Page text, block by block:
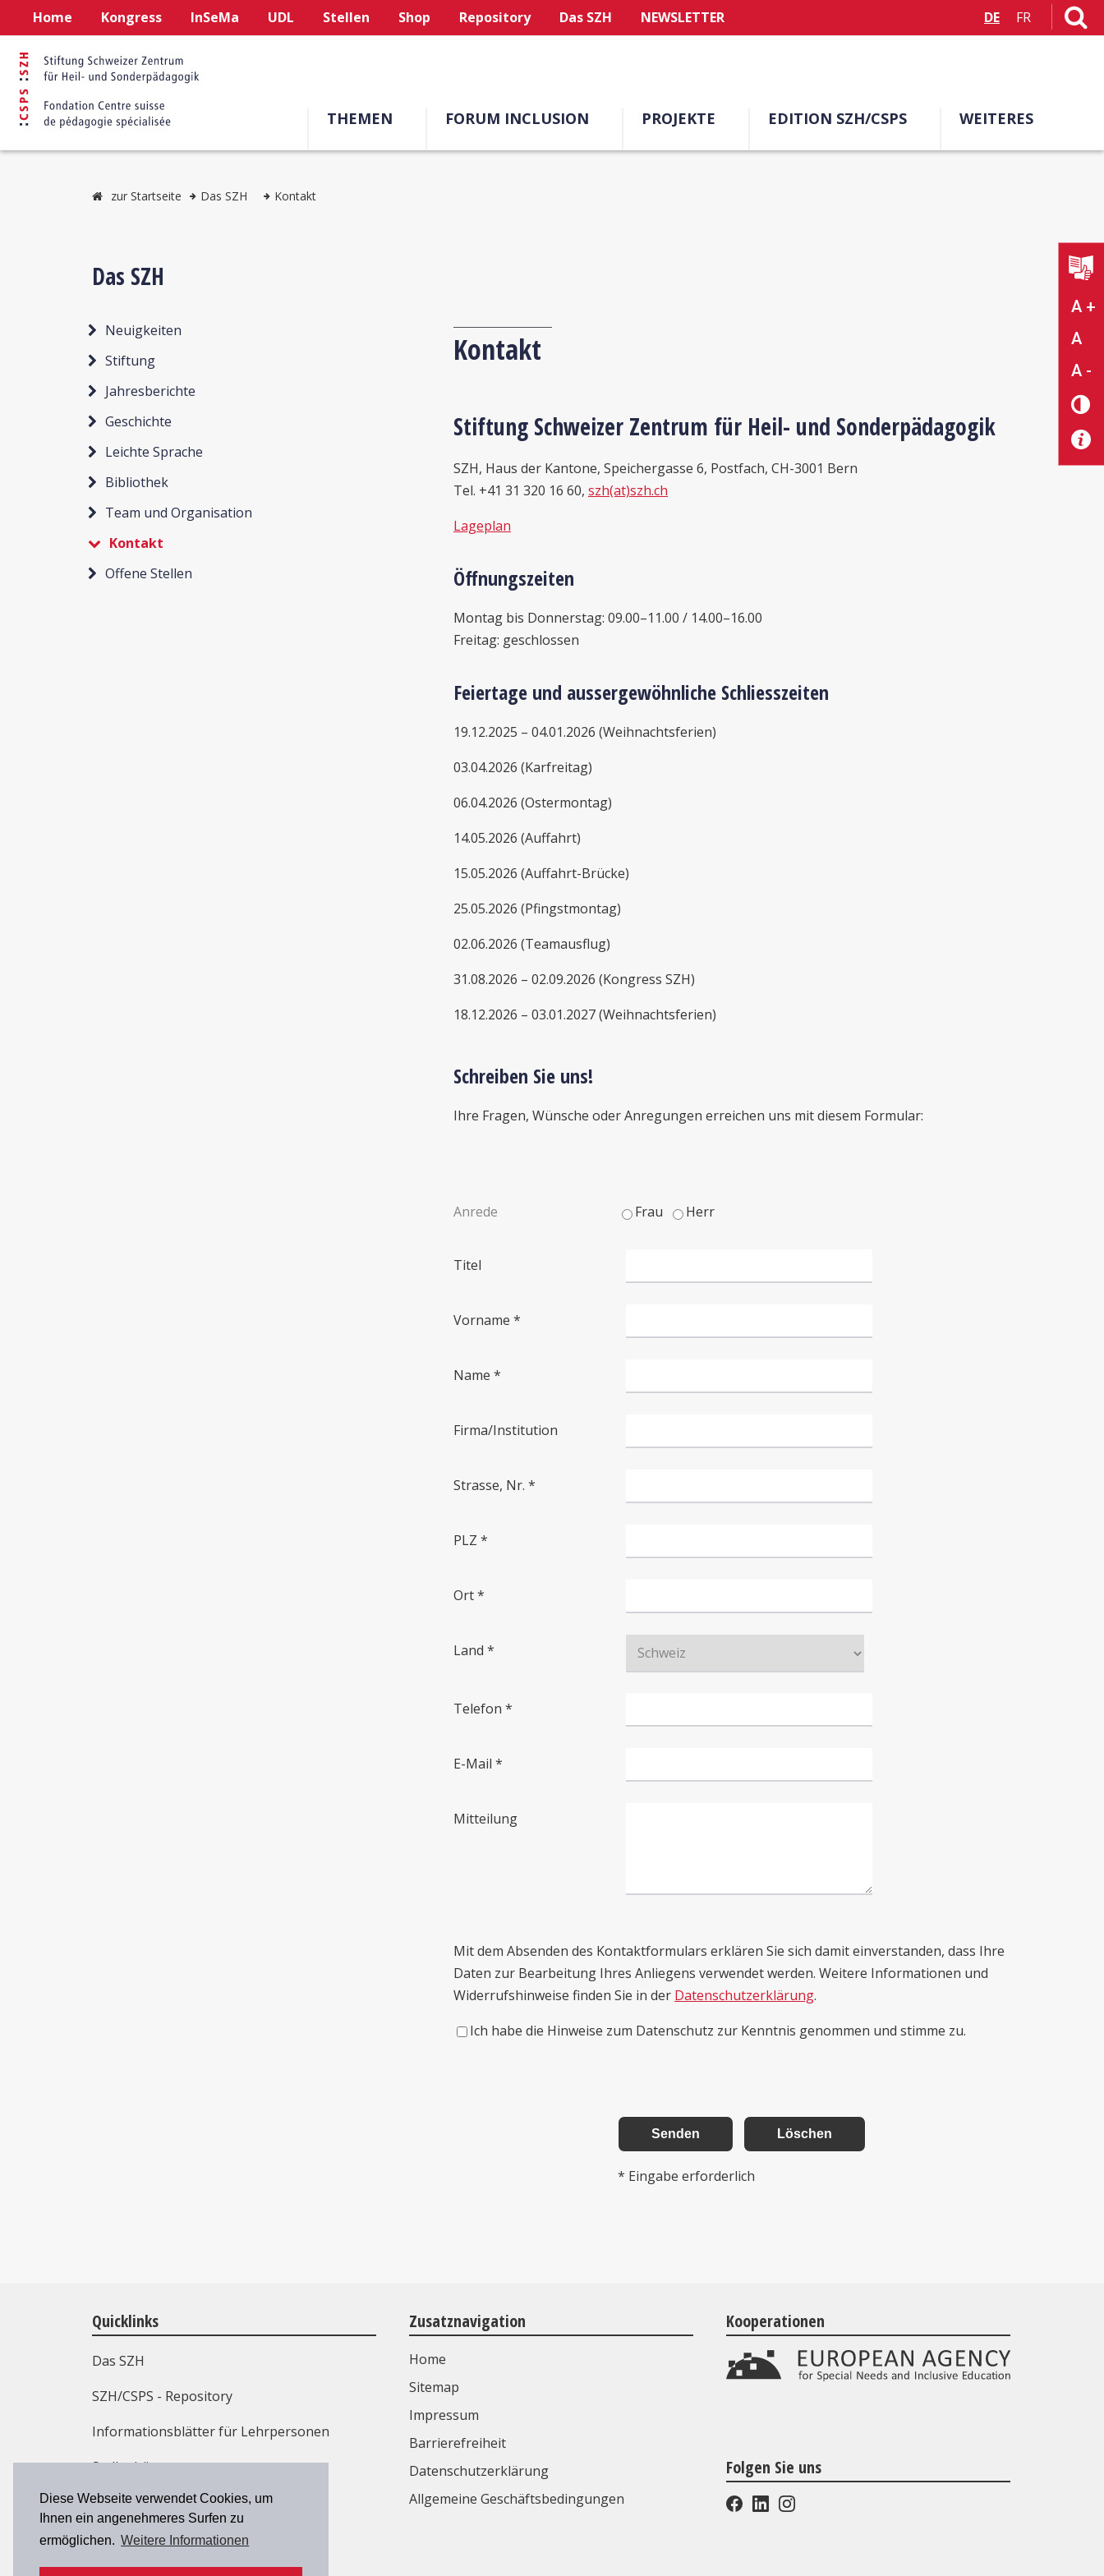
Diese Webseite verwendet Cookies, um
Ihnen ein angenehmeres Surfen zu
ermöglichen. Weitere Informationen
Home Kongress InSeMa UDL Stellen Shop Repository Das SZH NEWSLETTER DE FR
THEMEN FORUM INCLUSION PROJEKTE EDITION SZH/CSPS WEITERES
A +
A
A -
zur Startseite Das SZH Kontakt
Das SZH
Neuigkeiten
Stiftung
Jahresberichte
Geschichte
Leichte Sprache
Bibliothek
Team und Organisation
Kontakt
Offene Stellen
Kontakt
Stiftung Schweizer Zentrum für Heil- und Sonderpädagogik
SZH, Haus der Kantone, Speichergasse 6, Postfach, CH-3001 Bern
Tel. +41 31 320 16 60, szh(at)szh.ch
Lageplan
Öffnungszeiten
Montag bis Donnerstag: 09.00–11.00 / 14.00–16.00
Freitag: geschlossen
Feiertage und aussergewöhnliche Schliesszeiten
19.12.2025 – 04.01.2026 (Weihnachtsferien)
03.04.2026 (Karfreitag)
06.04.2026 (Ostermontag)
14.05.2026 (Auffahrt)
15.05.2026 (Auffahrt-Brücke)
25.05.2026 (Pfingstmontag)
02.06.2026 (Teamausflug)
31.08.2026 – 02.09.2026 (Kongress SZH)
18.12.2026 – 03.01.2027 (Weihnachtsferien)
Schreiben Sie uns!
Ihre Fragen, Wünsche oder Anregungen erreichen uns mit diesem Formular:
Anrede Frau Herr
Titel
Vorname *
Name *
Firma/Institution
Strasse, Nr. *
PLZ *
Ort *
Land *
Telefon *
E-Mail *
Mitteilung
Mit dem Absenden des Kontaktformulars erklären Sie sich damit einverstanden, dass Ihre
Daten zur Bearbeitung Ihres Anliegens verwendet werden. Weitere Informationen und
Widerrufshinweise finden Sie in der Datenschutzerklärung.
Ich habe die Hinweise zum Datenschutz zur Kenntnis genommen und stimme zu.
* Eingabe erforderlich
Quicklinks
Das SZH
SZH/CSPS - Repository
Informationsblätter für Lehrpersonen
Stellenbörse
Weiterbildung
Kontakt
Zusatznavigation
Home
Sitemap
Impressum
Barrierefreiheit
Datenschutzerklärung
Allgemeine Geschäftsbedingungen
Kooperationen
Folgen Sie uns